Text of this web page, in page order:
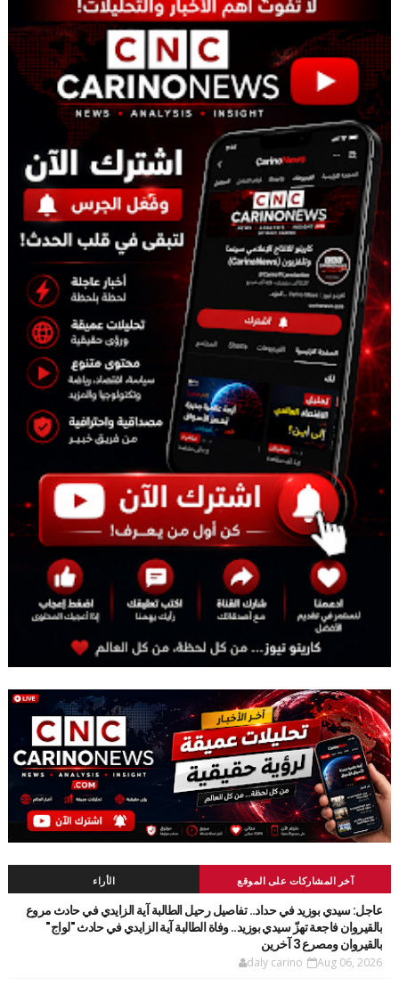
آخر المشاركات على الموقع الأراء
عاجل: سيدي بوزيد في حداد.. تفاصيل رحيل الطالبة آية الزايدي في حادث مروع
بالقيروان فاجعة تهزّ سيدي بوزيد.. وفاة الطالبة آية الزايدي في حادث "لواج"
بالقيروان ومصرع 3 آخرين
daly carino Aug 06, 2026